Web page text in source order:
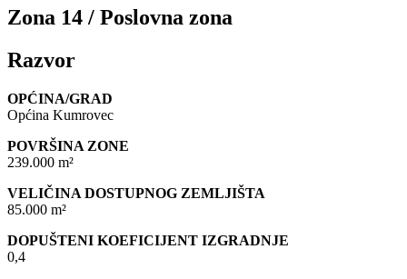
Zona 14 / Poslovna zona
Razvor
OPĆINA/GRAD
Općina Kumrovec
POVRŠINA ZONE
239.000 m²
VELIČINA DOSTUPNOG ZEMLJIŠTA
85.000 m²
DOPUŠTENI KOEFICIJENT IZGRADNJE
0,4